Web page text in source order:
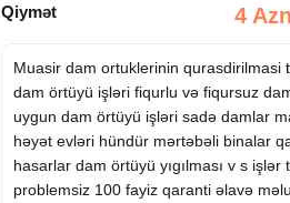
Qiymət 4 Azn
Muasir dam ortuklerinin qurasdirilmasi
dam örtüyü işləri fiqurlu və fiqursuz
uygun dam örtüyü işləri sadə damlar
həyət evləri hündür mərtəbəli binalar
hasarlar dam örtüyü yıgılması v s
problemsiz 100 fayiz qaranti əlavə